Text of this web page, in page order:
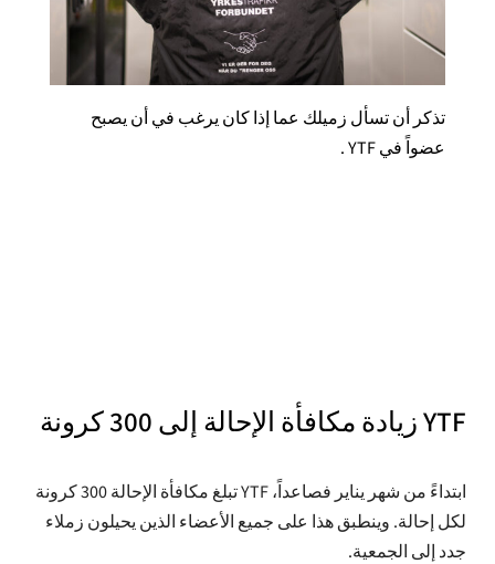
تذكر أن تسأل زميلك عما إذا كان يرغب في أن يصبح
عضواً في YTF .
YTF زيادة مكافأة الإحالة إلى 300 كرونة
ابتداءً من شهر يناير فصاعداً، YTF تبلغ مكافأة الإحالة 300 كرونة
لكل إحالة. وينطبق هذا على جميع الأعضاء الذين يحيلون زملاء
جدد إلى الجمعية.